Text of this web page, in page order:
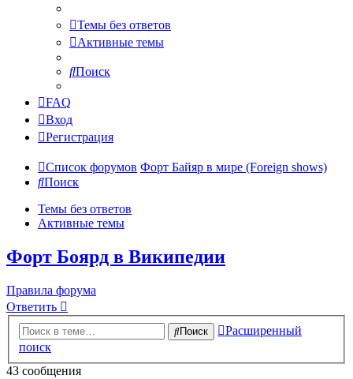
Темы без ответов
Активные темы
Поиск
FAQ
Вход
Регистрация
Список форумов Форт Байяр в мире (Foreign shows)
Поиск
Темы без ответов
Активные темы
Форт Боярд в Википедии
Правила форума
Ответить
Поиск
Расширенный
поиск
43 сообщения